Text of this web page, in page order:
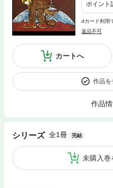
ポイント
dカード利用
返品不可
カートへ
作品を
作品
シリーズ 全1冊 完結
未購入巻